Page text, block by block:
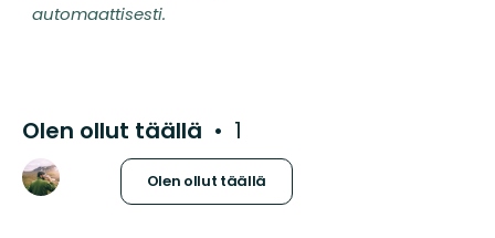
automaattisesti.
Olen ollut täällä 1
Olen ollut täällä